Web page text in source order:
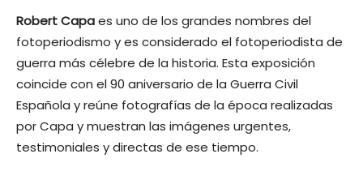
Robert Capaes uno de los grandes nombres del
fotoperiodismo y es considerado el fotoperiodista de
guerra más célebre de la historia. Esta exposición
coincide con el 90 aniversario de la Guerra Civil
Española y reúne fotografías de la época realizadas
por Capa y muestran las imágenes urgentes,
testimoniales y directas de ese tiempo.